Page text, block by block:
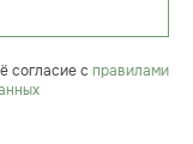
согласие с правилами